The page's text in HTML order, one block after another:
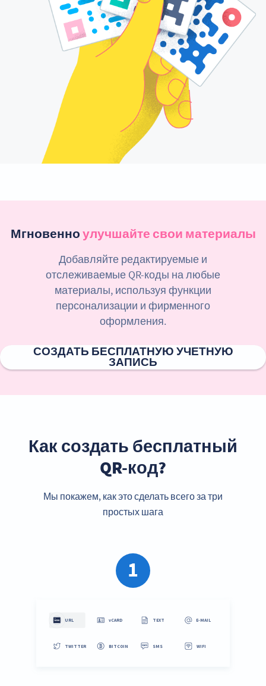
Мгновенноулучшайте свои материалы
Добавляйте редактируемые и
отслеживаемые QR-коды на любые
материалы, используя функции
персонализации и фирменного
оформления.
СОЗДАТЬ БЕСПЛАТНУЮ УЧЕТНУЮ
ЗАПИСЬ
Как создать бесплатный
QR-код?
Мы покажем, как это сделать всего за три
простых шага
1